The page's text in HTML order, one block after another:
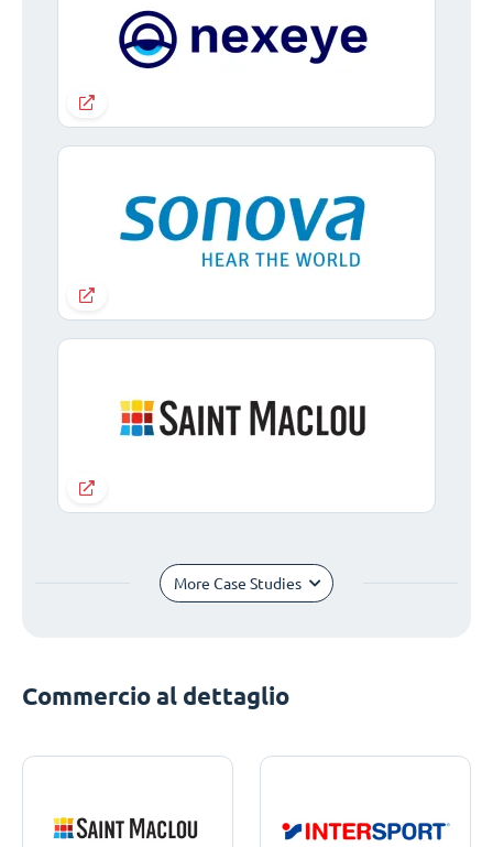
More Case Studies
Commercio al dettaglio